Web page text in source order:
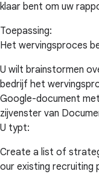
klaar bent om uw
Toepassing:
Het wervingsproces
U wilt brainstormen
bedrijf het
Google-document
zijvenster van
U typt:
Create a list of
our existing recruiting